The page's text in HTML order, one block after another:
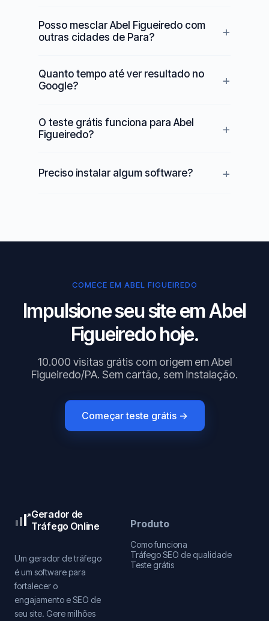
Posso mesclar Abel Figueiredo com
outras cidades de Para?
Quanto tempo até ver resultado no
Google?
O teste grátis funciona para Abel
Figueiredo?
Preciso instalar algum software?
COMECE EM ABEL FIGUEIREDO
Impulsione seu site em Abel
Figueiredo hoje.
10.000 visitas grátis com origem em Abel
Figueiredo/PA. Sem cartão, sem instalação.
Começar teste grátis →
Gerador de
Tráfego Online
Um gerador de tráfego
é um software para
fortalecer o
engajamento e SEO de
seu site. Gere milhões
Produto
Como funciona
Tráfego SEO de qualidade
Teste grátis